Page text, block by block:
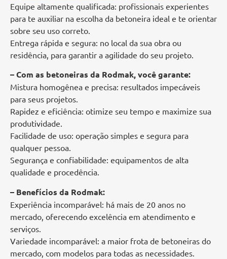
Equipe altamente qualificada: profissionais experientes
para te auxiliar na escolha da betoneira ideal e te orientar
sobre seu uso correto.
Entrega rápida e segura: no local da sua obra ou
residência, para garantir a agilidade do seu projeto.
– Com as betoneiras da Rodmak, você garante:
Mistura homogênea e precisa: resultados impecáveis
para seus projetos.
Rapidez e eficiência: otimize seu tempo e maximize sua
produtividade.
Facilidade de uso: operação simples e segura para
qualquer pessoa.
Segurança e confiabilidade: equipamentos de alta
qualidade e procedência.
– Benefícios da Rodmak:
Experiência incomparável: há mais de 20 anos no
mercado, oferecendo excelência em atendimento e
serviços.
Variedade incomparável: a maior frota de betoneiras do
mercado, com modelos para todas as necessidades.